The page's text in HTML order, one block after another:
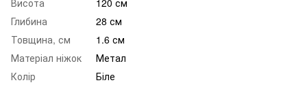
Глибина
28 см
Товщина, см
1.6 см
Матеріал ніжок
Метал
Колір
Біле